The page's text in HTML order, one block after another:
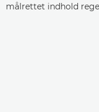
målrettet indhold